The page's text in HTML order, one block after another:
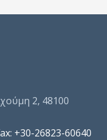
2, 48100
+30-26823-60640